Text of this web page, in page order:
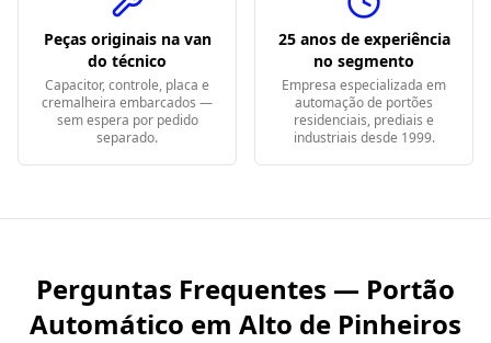
Peças originais na van
do técnico
Capacitor, controle, placa e
cremalheira embarcados —
sem espera por pedido
separado.
25 anos de experiência
no segmento
Empresa especializada em
automação de portões
residenciais, prediais e
industriais desde 1999.
Perguntas Frequentes — Portão
Automático em Alto de Pinheiros